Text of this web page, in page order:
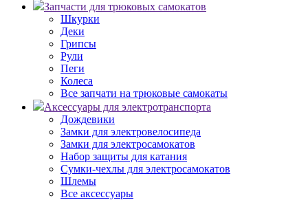
Запчасти для трюковых самокатов
Шкурки
Деки
Грипсы
Рули
Пеги
Колеса
Все запчати на трюковые самокаты
Аксессуары для электротранспорта
Дождевики
Замки для электровелосипеда
Замки для электросамокатов
Набор защиты для катания
Сумки-чехлы для электросамокатов
Шлемы
Все аксессуары